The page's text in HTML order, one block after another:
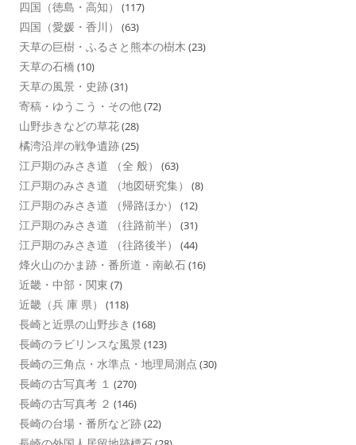
四国（徳島・高知） (117)
四国（愛媛・香川） (63)
天草の巨樹・ふるさと熊本の樹木 (23)
天草の石橋 (10)
天草の風景・史跡(31)
寄稿・ゆうこう・その他(72)
山野歩きなどの草花(28)
橘湾沿岸の戦争遺跡(25)
江戸期のみさき道 （全 般） (63)
江戸期のみさき道 （地図研究集） (8)
江戸期のみさき道 （帰路ほか） (12)
江戸期のみさき道 （往路前半） (31)
江戸期のみさき道 （往路後半） (44)
烽火山のかま跡・番所道・南畝石(16)
近畿・中部・関東 (7)
近畿（兵 庫 県） (118)
長崎と近県の山野歩き (168)
長崎のラビリンスな風景 (123)
長崎の三角点・水準点・地理局測点 (30)
長崎の古写真考 １ (270)
長崎の古写真考 ２ (146)
長崎の台場・番所など跡(22)